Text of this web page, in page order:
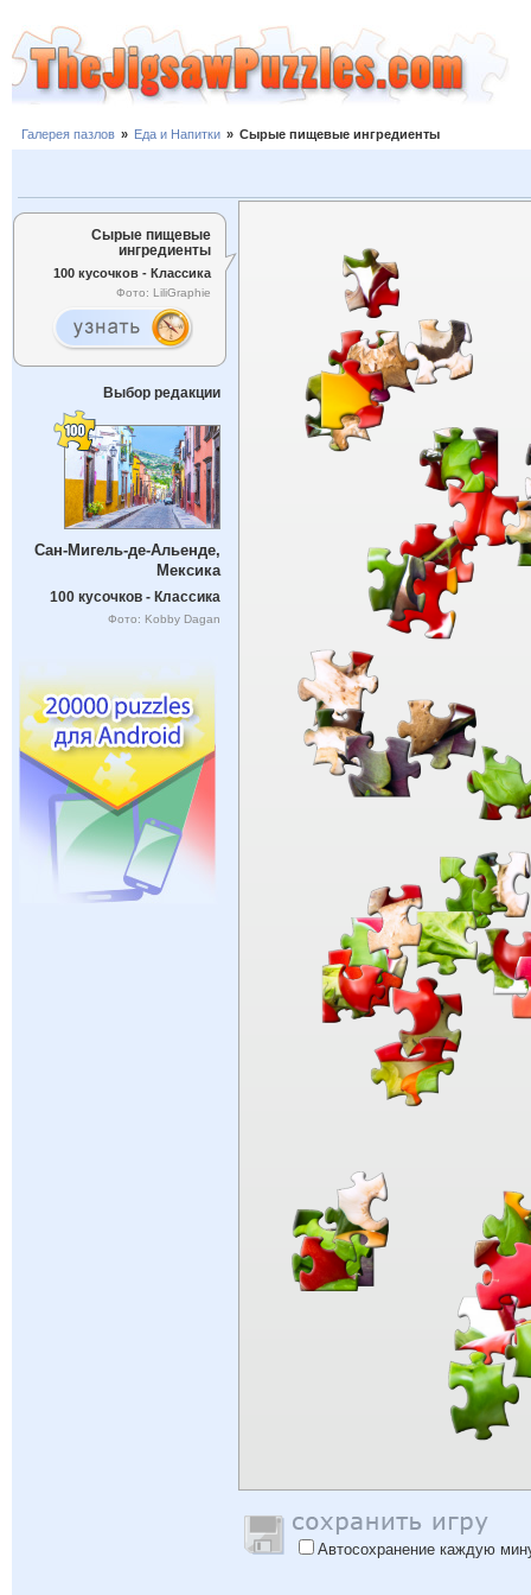
Галерея пазлов » Еда и Напитки » Сырые пищевые ингредиенты
Сырые пищевые
ингредиенты
100 кусочков - Классика
Фото: LiliGraphie
Выбор редакции
Сан-Мигель-де-Альенде,
Мексика
100 кусочков - Классика
Фото: Kobby Dagan
Автосохранение каждую